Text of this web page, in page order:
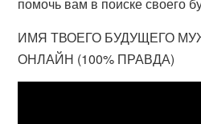
ИМЯ ТВОЕГО БУДУЩЕГО
ОНЛАЙН (100% ПРАВДА)